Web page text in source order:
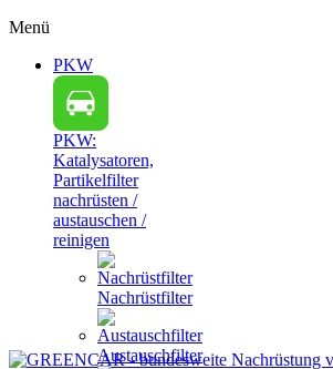
Menü
PKW
PKW:
Katalysatoren,
Partikelfilter
nachrüsten /
austauschen /
reinigen
Nachrüstfilter
Austauschfilter